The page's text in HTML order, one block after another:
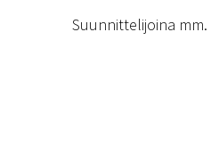
Suunnittelijoina